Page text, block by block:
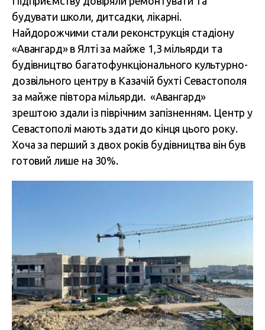
будувати школи, дитсадки, лікарні.
Найдорожчими стали реконструкція стадіону
«Авангард» в Ялті за майже 1,3 мільярди та
будівництво багатофункціонального культурно-
дозвільного центру в Казачій бухті Севастополя
за майже пiвтора мільярди. «Авангард»
зрештою здали із піврічним запізненням. Центр у
Севастополі мають здати до кінця цього року.
Хоча за перший з двох років будівництва він був
готовий лише на 30%.